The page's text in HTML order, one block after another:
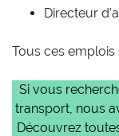
Directeur
Tous ces
Si vous
transport, nous
Découvrez